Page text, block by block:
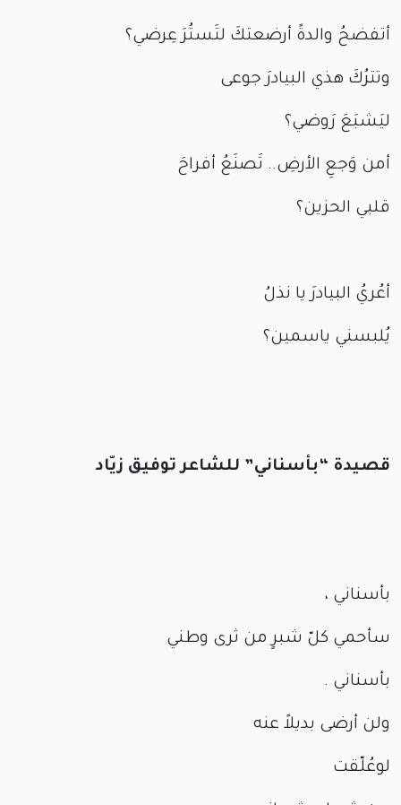
أتفضحُ والدةً أرضعتكَ لتَستُرَ عِرضي؟
وتترُكَ هذي البيادرَ جوعى
ليَشبَعَ رَوضي؟
أمن وَجعِ الأرضِ.. تَصنَعُ أفراحَ
قلبي الحزين؟
أعُريُ البيادرَ يا نذلُ
يُلبسني ياسمين؟
قصيدة “بأسناني” للشاعر توفيق زيّاد
بأسناني ،
سأحمي كلّ شبرٍ من ثرى وطني
بأسناني .
ولن أرضى بديلاً عنه
لوعُلّقت